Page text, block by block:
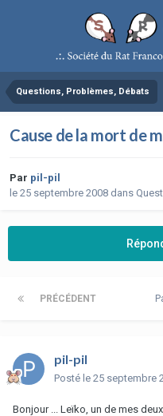
Questions, Problèmes, Débats
Cause de la mort de
Par pil-pil
le 25 septembre 2008 dans
PRÉCÉDENT
pil-pil
Posté le 25 septembre
Bonjour ... Leïko, un de mes